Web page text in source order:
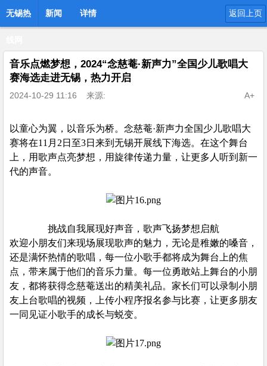
无锡热 新闻 详情 返回上页
音乐点燃梦想，2024“念慈菴·新声力”全国少儿歌唱大
赛海选走进无锡，热力开启
2024-10-29 11:16 来源: A+
以童心为翼，以音乐为桥。念慈菴·新声力全国少儿歌唱大
赛将在11月2日至3日来到无锡开展线下海选。在这个舞台
上，用歌声点亮梦想，用旋律传递力量，让更多人听到新一
代的声音。
挑战自我展现好声音，歌声飞扬梦想启航
欢迎小朋友们来现场展现歌声的魅力，无论是稚嫩的嗓音，
还是满怀热情的歌唱，每一位小歌手都将成为舞台上的焦
点，带来属于他们的音乐力量。每一位勇敢站上舞台的小朋
友，都将获得念慈菴送出的精美礼品。家长们可以录制小朋
友上台歌唱的视频，上传小程序报名参与比赛，让更多朋友
一同见证小歌手的成长与蜕变。